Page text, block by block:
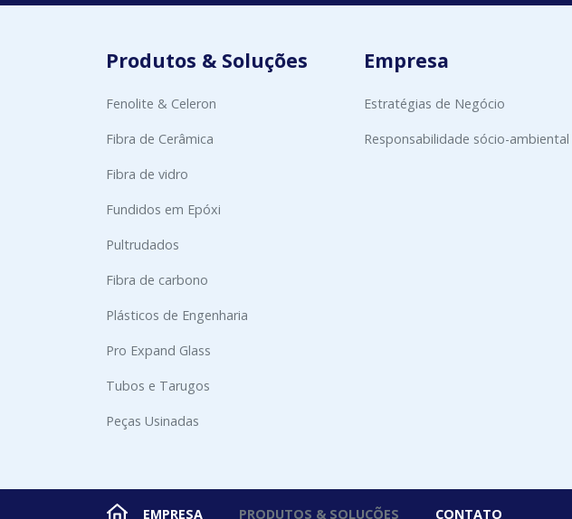
Produtos & Soluções
Fenolite & Celeron
Fibra de Cerâmica
Fibra de vidro
Fundidos em Epóxi
Pultrudados
Fibra de carbono
Plásticos de Engenharia
Pro Expand Glass
Tubos e Tarugos
Peças Usinadas
Empresa
Estratégias de Negócio
Responsabilidade sócio-ambiental
EMPRESA PRODUTOS & SOLUÇÕES CONTATO